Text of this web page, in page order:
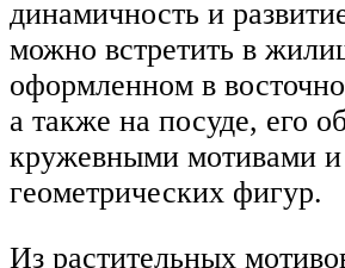
динамичность и
можно встретить в
оформленном в
а также на посуде, его
кружевными мотивами и
геометрических фигур.
Из растительных